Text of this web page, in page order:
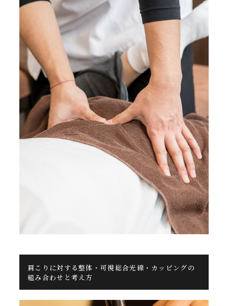
肩こりに対する整体・可視総合光線・カッピングの
組み合わせと考え方